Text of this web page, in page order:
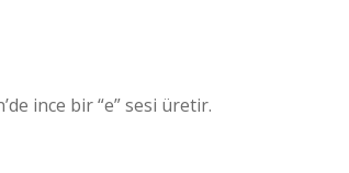
ince bir “e” sesi üretir.